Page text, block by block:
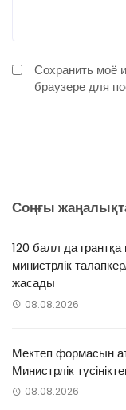
Сохранить моё
браузере для
Соңғы
120 балл да грантқа
министрлік
жасады
08.08.2026
Мектеп формасын
Министрлік
08.08.2026